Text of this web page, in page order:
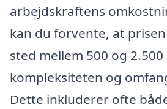
arbejdskraftens
kan du forvente, at
sted mellem 500 og
kompleksiteten og
Dette inkluderer ofte